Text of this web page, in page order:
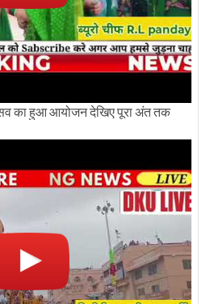
का हुआ आयोजन देखिए पूरा अंत तक